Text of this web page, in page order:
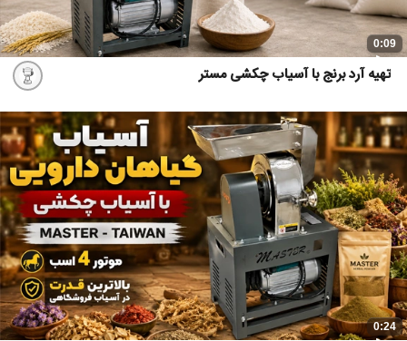
0:09
تهیه آرد برنج با آسیاب چکشی مستر
0:24